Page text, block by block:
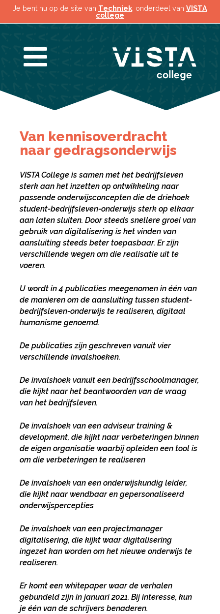
Je bent nu op de site van Techniek , onderdeel van VISTA
college
Van kennisoverdracht
naar gedragsonderwijs
VISTA College is samen met het bedrijfsleven
sterk aan het inzetten op ontwikkeling naar
passende onderwijsconcepten die de driehoek
student-bedrijfsleven-onderwijs sterk op elkaar
aan laten sluiten. Door steeds snellere groei van
gebruik van digitalisering is het vinden van
aansluiting steeds beter toepasbaar. Er zijn
verschillende wegen om die realisatie uit te
voeren.
U wordt in 4 publicaties meegenomen in één van
de manieren om de aansluiting tussen student-
bedrijfsleven-onderwijs te realiseren, digitaal
humanisme genoemd.
De publicaties zijn geschreven vanuit vier
verschillende invalshoeken.
De invalshoek vanuit een bedrijfsschoolmanager,
die kijkt naar het beantwoorden van de vraag
van het bedrijfsleven.
De invalshoek van een adviseur training &
development, die kijkt naar verbeteringen binnen
de eigen organisatie waarbij opleiden een tool is
om die verbeteringen te realiseren
De invalshoek van een onderwijskundig leider,
die kijkt naar wendbaar en gepersonaliseerd
onderwijspercepties
De invalshoek van een projectmanager
digitalisering, die kijkt waar digitalisering
ingezet kan worden om het nieuwe onderwijs te
realiseren.
Er komt een whitepaper waar de verhalen
gebundeld zijn in januari 2021. Bij interesse, kun
je één van de schrijvers benaderen.
Deel via Facebook
Deel via Twitter